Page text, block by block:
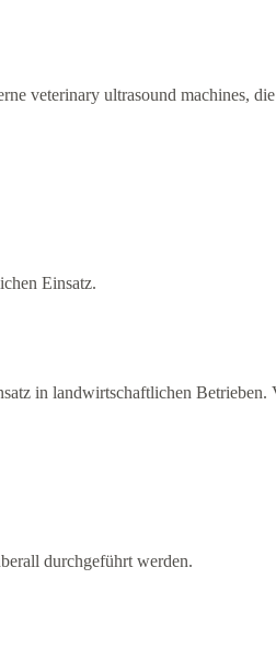
veterinary ultrasound machines,
Einsatz.
in landwirtschaftlichen Betrieben.
durchgeführt werden.